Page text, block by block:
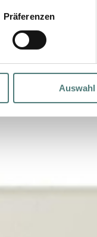
Präferenzen
Auswahl